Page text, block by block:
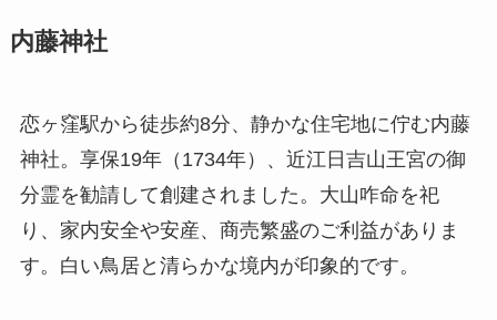
内藤神社
恋ヶ窪駅から徒歩約8分、静かな住宅地に佇む内藤
神社。享保19年（1734年）、近江日吉山王宮の御
分霊を勧請して創建されました。大山咋命を祀
り、家内安全や安産、商売繁盛のご利益がありま
す。白い鳥居と清らかな境内が印象的です。